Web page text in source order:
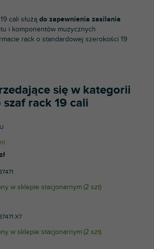
cali służą do zapewnienia zasilania
i komponentów muzycznych
rack o standardowej szerokości 19
się w kategorii
rack 19 cali
w sklepie stacjonarnym(2 szt)
X7
w sklepie stacjonarnym(2 szt)